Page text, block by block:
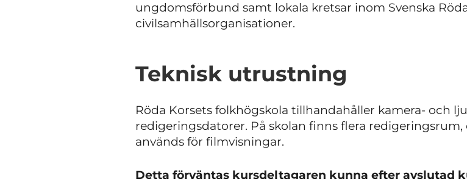
ungdomsförbund samt lokala kretsar inom Svenska
civilsamhällsorganisationer.
Teknisk utrustning
Röda Korsets folkhögskola tillhandahåller kamera- och
redigeringsdatorer. På skolan finns flera
används för filmvisningar.
Detta förväntas kursdeltagaren kunna efter avslutad